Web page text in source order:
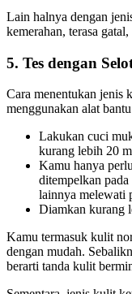
Lain halnya dengan
kemerahan, terasa
5. Tes dengan
Cara menentukan jenis
menggunakan alat
Lakukan cuci
kurang lebih 20
Kamu hanya
ditempelkan
lainnya melewati
Diamkan kurang
Kamu termasuk kulit
dengan mudah.
berarti tanda kulit